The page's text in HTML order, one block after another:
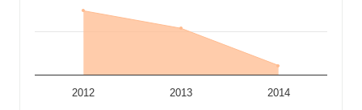
2012 2013 2014